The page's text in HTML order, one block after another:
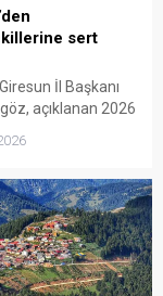
sert
İl Başkanı
açıklanan 2026
iktidar
üreticinin
savunarak,
suçladı.